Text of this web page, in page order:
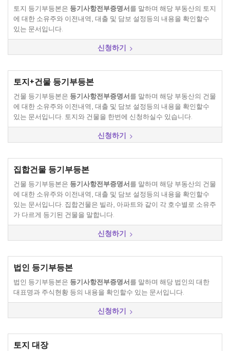
토지 등기부등본은 등기사항전부증명서를 말하며 해당 부동산의 토지
에 대한 소유주와 이전내역, 대출 및 담보 설정등의 내용을 확인할수
있는 문서입니다.
신청하기
토지+건물 등기부등본
건물 등기부등본은 등기사항전부증명서를 말하며 해당 부동산의 건물
에 대한 소유주와 이전내역, 대출 및 담보 설정등의 내용을 확인할수
있는 문서입니다. 토지와 건물을 한번에 신청하실수 있습니다.
신청하기
집합건물 등기부등본
건물 등기부등본은 등기사항전부증명서를 말하며 해당 부동산의 건물
에 대한 소유주와 이전내역, 대출 및 담보 설정등의 내용을 확인할수
있는 문서입니다. 집합건물은 빌라, 아파트와 같이 각 호수별로 소유주
가 다르게 등기된 건물을 말합니다.
신청하기
법인 등기부등본
법인 등기부등본은 등기사항전부증명서를 말하며 해당 법인의 대한
대표명과 주식현황 등의 내용을 확인할수 있는 문서입니다.
신청하기
토지 대장